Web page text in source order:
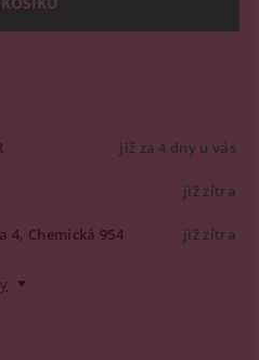
již za 4 dny u vás
již zítra
4, Chemická 954 již zítra